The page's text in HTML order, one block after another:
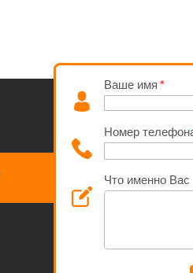
Ваше имя
Номер
Что именно Вас